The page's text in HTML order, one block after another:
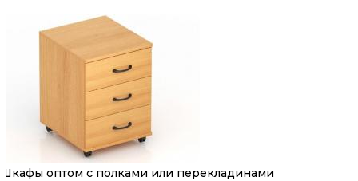
Шкафы оптом с полками или перекладинами